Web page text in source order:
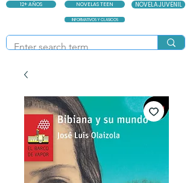
12+ AÑOS NOVELAS TEEN NOVELA JUVENIL
INFORMATIVOS Y CLASICOS